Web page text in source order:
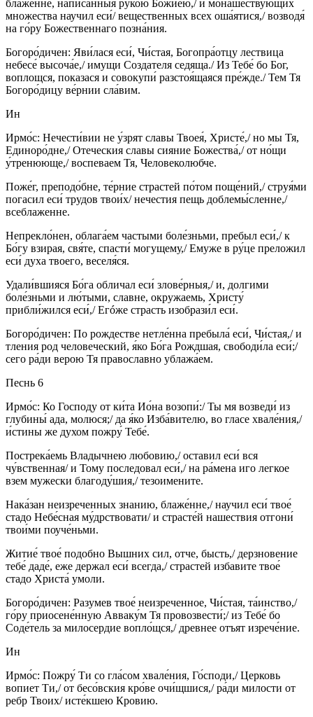
блаже́нне, напи́санныя рукою Божиею,/ и монашествующих
множества научил еси́/ вещественных всех оша́ятися,/ возводя́
на го́ру Божественнаго позна́ния.
Богоро́дичен: Яви́лася еси́, Чи́стая, Богопра́отцу лествица
небесе́ высоча́е,/ имущи Создателя седяща./ Из Тебе́ бо Бог,
воплощся, показася и совокупи́ разстоя́щаяся пре́жде./ Тем Тя
Богоро́дицу ве́рнии сла́вим.
Ин
Ирмо́с: Нечести́вии не у́зрят славы Твоея́, Христе́,/ но мы Тя,
Единоро́дне,/ Отеческия славы сияние Божества́,/ от но́щи
у́тренююще,/ воспеваем Тя, Человеколюбче.
Поже́г, преподо́бне, те́рние страстей по́том поще́ний,/ струя́ми
погасил еси́ трудов твои́х/ нечестия пещь доблемы́сленне,/
всеблаженне.
Непрекло́нен, облага́ем частыми боле́зньми, пребыл еси́,/ к
Бо́гу взирая, свя́те, спасти́ могущему,/ Емуже в ру́це преложил
еси́ духа твоего, веселя́ся.
Удали́вшияся Бо́га обличал еси́ злове́рныя,/ и, долгими
боле́зньми и лю́тыми, славне, окружаемь, Христу́
прибли́жился еси́,/ Егóже страсть изобрази́л еси́.
Богоро́дичен: По рождестве нетле́нна пребыла́ еси́, Чи́стая,/ и
тления род человеческий, я́ко Бо́га Рождшая, свободи́ла еси́;/
сего ра́ди верою Тя православно ублажа́ем.
Песнь 6
Ирмо́с: Ко Господу от ки́та Ио́на возопи́:/ Ты мя возведи́ из
глубины́ ада, молюся;/ да я́ко Изба́вителю, во гласе хвале́ния,/
и́стины же духом пожру́ Тебе́.
Пострека́емь Владычнею любовию,/ оставил еси́ вся
чу́вственная/ и Тому последовал еси́,/ на ра́мена иго легкое
взем мужески благоду́шия,/ тезоимените.
Нака́зан неизреченных знанию, блаже́нне,/ научил еси́ твое́
стадо Небе́сная му́дрствовати/ и страсте́й нашествия отгони́
твои́ми поуче́ньми.
Житие́ твое́ подобно Вышних сил, отче, бысть,/ дерзновение
тебе́ даде́, еже держал еси́ всегда,/ страстей избавите твое́
стадо Христа́ умоли.
Богоро́дичен: Разумев твое́ неизреченное, Чи́стая, та́инство,/
го́ру приосене́нную Авваку́м Тя провозвести́;/ из Тебе́ бо
Соде́тель за милосердие вопло́щся,/ древнее отъят изрече́ние.
Ин
Ирмо́с: Пожру́ Ти со гла́сом хвале́ния, Го́споди,/ Церковь
вопиет Ти,/ от бесо́вския кро́ве очи́щшися,/ ра́ди милости от
ребр Твоих/ исте́кшею Кровию.